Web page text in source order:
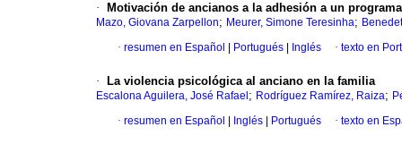
· Motivación de ancianos a la adhesión a un
Mazo, Giovana Zarpellon; Meurer, Simone Teresinha;
· resumen en Español Portugués Inglés · texto en
· La violencia psicológica al anciano en la familia
Escalona Aguilera, José Rafael ; Rodríguez Ramírez, Raiza;
· resumen en Español Inglés Portugués · texto en